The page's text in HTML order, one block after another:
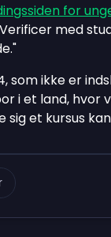
for
med
som ikke er
i et land,
sig et kursus